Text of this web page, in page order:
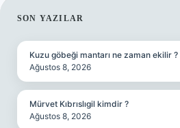
SIDEBAR
SON YAZILAR
Kuzu göbeği mantarı ne zaman ekilir ?
Ağustos 8, 2026
Mürvet Kıbrıslıgil kimdir ?
Ağustos 8, 2026